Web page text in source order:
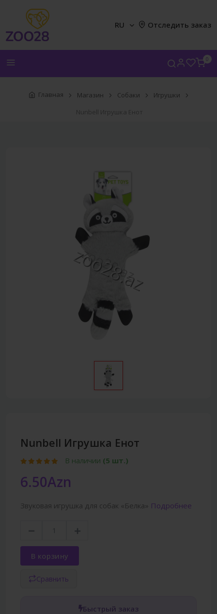
0
RU Отследить заказ
Главная Магазин Собаки
Игрушки
Nunbell Игрушка Енот
Nunbell Игрушка Енот
В наличии (5 шт.)
6.50Azn
Звуковая игрушка для собак «Белка» Подробнее
В корзину
Сравнить
Быстрый заказ